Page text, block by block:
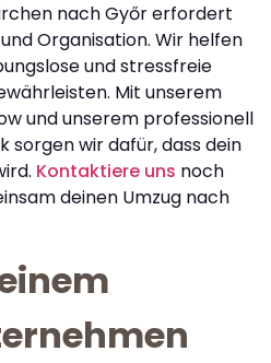
nach Győr erfordert
Organisation. Wir helfen
und stressfreie
Mit unserem
und unserem professionell
wir dafür, dass dein
Kontaktiere uns noch
deinen Umzug nach